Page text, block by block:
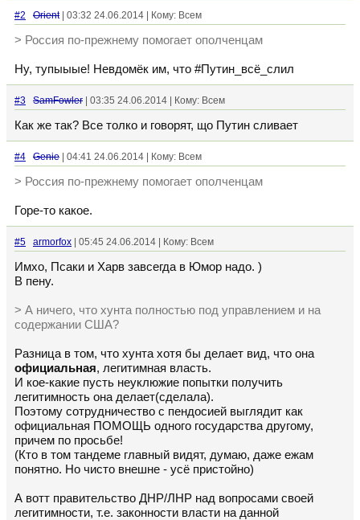
#2 Orient| 03:32 24.06.2014 | Кому: Всем
> Россия по-прежнему помогает ополченцам
Ну, тупыыые! Невдомёк им, что #Путин_всё_слил
#3 SamFowler | 03:35 24.06.2014 | Кому: Всем
Как же так? Все толко и говорят, що Путин сливает
#4 Genie | 04:41 24.06.2014 | Кому: Всем
> Россия по-прежнему помогает ополченцам
Горе-то какое.
#5 armorfox | 05:45 24.06.2014 | Кому: Всем
Имхо, Псаки и Харв завсегда в Юмор надо. )
В пену.
> А ничего, что хунта полностью под управлением и на
содержании США?
Разница в том, что хунта хотя бы делает вид, что она
официальная, легитимная власть.
И кое-какие пусть неуклюжие попытки получить
легитимность она делает(сделала).
Поэтому сотрудничество с пендосией выглядит как
официальная ПОМОЩЬ одного государства другому,
причем по просьбе!
(Кто в том тандеме главный видят, думаю, даже ежам
понятно. Но чисто внешне - усё пристойно)
А вотт правительство ДНР/ЛНР над вопросами своей
легитимности, т.е. законности власти на данной